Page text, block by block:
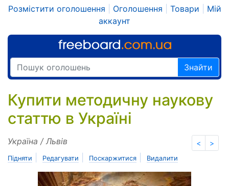
Розмістити оголошення Оголошення Товари
Мій
аккаунт
Знайти
Купити методичну наукову
статтю в Україні
< >
Україна / Львів
Підняти Редагувати Поскаржитися Видалити